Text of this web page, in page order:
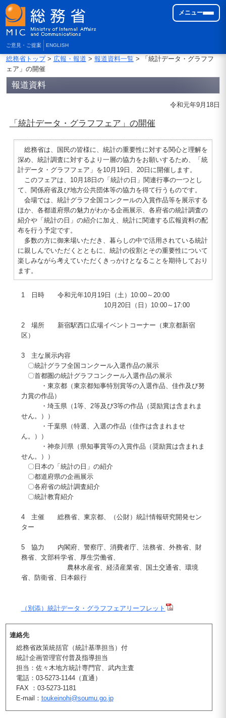
ご意見・ご提案 ENGLISH
メニュー
総務省トップ> 広報・報道 > 報道資料一覧> 「統計データ・グラフフ
ェア」の開催
報道資料
令和元年9月18日
「統計データ・グラフフェア」の開催
総務省は、国民の皆様に、統計の重要性に対する関心と理解を
深め、統計調査に対するより一層の協力をお願いするため、「統
計データ・グラフフェア」を10月19日、20日に開催します。
このフェアは、10月18日の「統計の日」関連行事の一つとし
て、関係府省及び地方公共団体等の協力を得て行うものです。
会場では、統計グラフ全国コンクールの入賞作品等を展示する
ほか、各都道府県の魅力がわかる企画展示、各府省の統計調査の
紹介や「統計の日」の紹介に加え、統計に関連する広報資料の配
布を行う予定です。
多数の方に御来場いただき、暮らしの中で活用されている統計
に親しんでいただくとともに、統計の役割とその重要性について
楽しみながら考えていただくきっかけとなることを期待しており
ます。
1 日時 令和元年10月19日（土）10:00～20:00
10月20日（日）10:00～17:00
2 場所 新宿駅西口広場イベントコーナー（東京都新宿
区）
3 主な展示内容
〇統計グラフ全国コンクール入選作品の展示
〇首都圏の統計グラフコンクール入選作品の展示
・東京都（東京都知事特別賞等の入選作品、佳作及び努
力賞の作品）
・埼玉県（1等、2等及び3等の作品（奨励賞は含まれま
せん。））
・千葉県（特選、入選の作品（佳作は含まれませ
ん。））
・神奈川県（県知事賞等の入賞作品（奨励賞は含まれま
せん。））
〇日本の「統計の日」の紹介
〇都道府県の企画展示
〇各府省の統計調査紹介
〇統計教育紹介
4 主催 総務省、東京都、（公財）統計情報研究開発セン
ター
5 協力 内閣府、警察庁、消費者庁、法務省、外務省、財
務省、文部科学省、厚生労働省、
農林水産省、経済産業省、国土交通省、環境
省、防衛省、日本銀行
（別添）統計データ・グラフフェアリーフレット
連絡先
総務省政策統括官（統計基準担当）付
統計企画管理官付普及指導担当
担当：佐々木地方統計専門官、武内主査
電話：03-5273-1144（直通）
FAX ：03-5273-1181
E-mail： toukeinohi@soumu.go.jp